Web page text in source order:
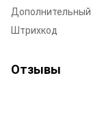
Дополнительный
Штрихкод
Отзывы